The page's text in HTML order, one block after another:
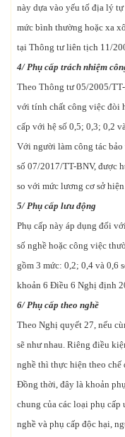
này dựa vào yếu tố địa lý
mức bình thường hoặc xa
tại Thông tư liên tịch 11/
4/ Phụ cấp trách nhiệm
Theo Thông tư 05/2005/
với tính chất công việc đòi
cấp với hệ số 0,5; 0,3; 0,2
Với người làm công tác bảo
số 07/2017/TT-BNV, được
so với mức lương cơ sở
5/ Phụ cấp lưu động
Phụ cấp này áp dụng đối
số nghề hoặc công việc
gồm 3 mức: 0,2; 0,4 và 0,6
khoản 6 Điều 6 Nghị định
6/ Phụ cấp theo nghề
Theo Nghị quyết 27, nếu
sẽ như nhau. Riêng điều
nghề thì thực hiện theo chế
Đồng thời, đây là khoản
chung của các loại phụ cấp
nghề và phụ cấp độc hại,